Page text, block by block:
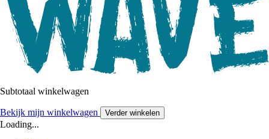
Subtotaal winkelwagen
Bekijk mijn winkelwagen Verder winkelen
Loading...